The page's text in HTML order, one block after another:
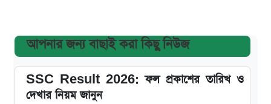
আপনার জন্য বাছাই করা কিছু নিউজ
SSC Result 2026: ফল প্রকাশের তারিখ ও
দেখার নিয়ম জানুন